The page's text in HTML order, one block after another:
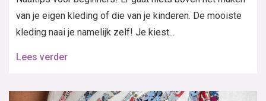
van je eigen kleding of die van je kinderen. De mooiste
kleding naai je namelijk zelf! Je kiest...
Lees verder